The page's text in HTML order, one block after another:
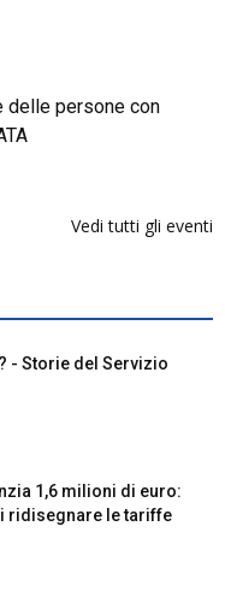
delle persone con
Vedi tutti gli eventi
- Storie del Servizio
1,6 milioni di euro:
ridisegnare le tariffe